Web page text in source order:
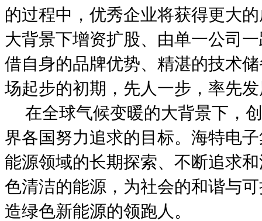
的过程中，优秀企业将获得更大
大背景下增资扩股、由单一公司
借自身的品牌优势、精湛的技术
场起步的初期，先人一步，率先
在全球气候变暖的大背景下，
界各国努力追求的目标。海特电
能源领域的长期探索、不断追求
色清洁的能源，为社会的和谐与
造绿色新能源的领跑人。